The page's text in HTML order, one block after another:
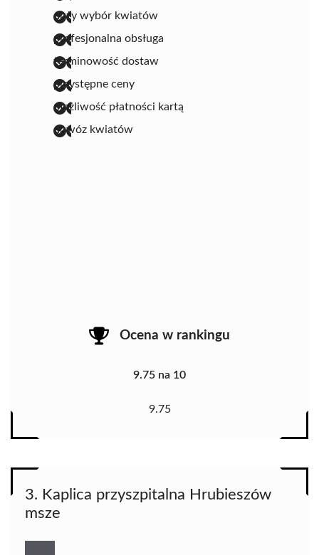
duży wybór kwiatów
profesjonalna obsługa
terminowość dostaw
przystępne ceny
możliwość płatności kartą
dowóz kwiatów
Ocena w rankingu
9.75 na 10
9.75
3. Kaplica przyszpitalna Hrubieszów
msze